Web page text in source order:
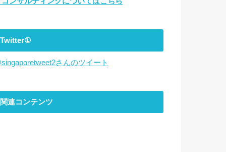
Twitter①
さんのツイート
関連コンテンツ